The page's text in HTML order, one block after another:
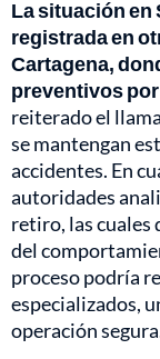
La situación en
registrada en
Cartagena,
preventivos
reiterado el
se mantengan
accidentes. En
autoridades
retiro, las cuales
del
proceso podría
especializados,
operación